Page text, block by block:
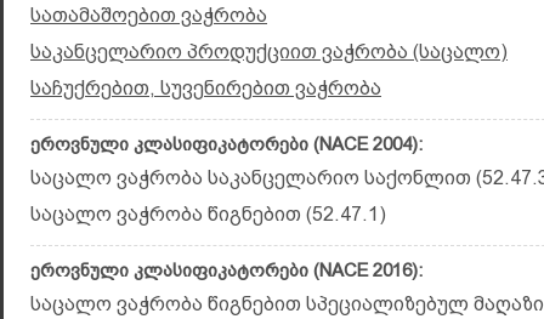
სათამაშოებით ვაჭრობა
საკანცელარიო პროდუქციით ვაჭრობა (საცალო)
საჩუქრებით, სუვენირებით ვაჭრობა
ეროვნული კლასიფიკატორები (NACE 2004):
საცალო ვაჭრობა საკანცელარიო საქონლით
საცალო ვაჭრობა წიგნებით (52.47.1)
ეროვნული კლასიფიკატორები (NACE 2016):
საცალო ვაჭრობა წიგნებით სპეციალიზებულ